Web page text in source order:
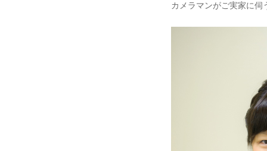
カメラマンがご実家に伺